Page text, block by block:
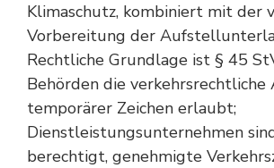
Klimaschutz, kombiniert mit der
Vorbereitung der
Rechtliche Grundlage ist § 45
Behörden die verkehrsrechtliche
temporärer Zeichen erlaubt;
Dienstleistungsunternehmen
berechtigt, genehmigte